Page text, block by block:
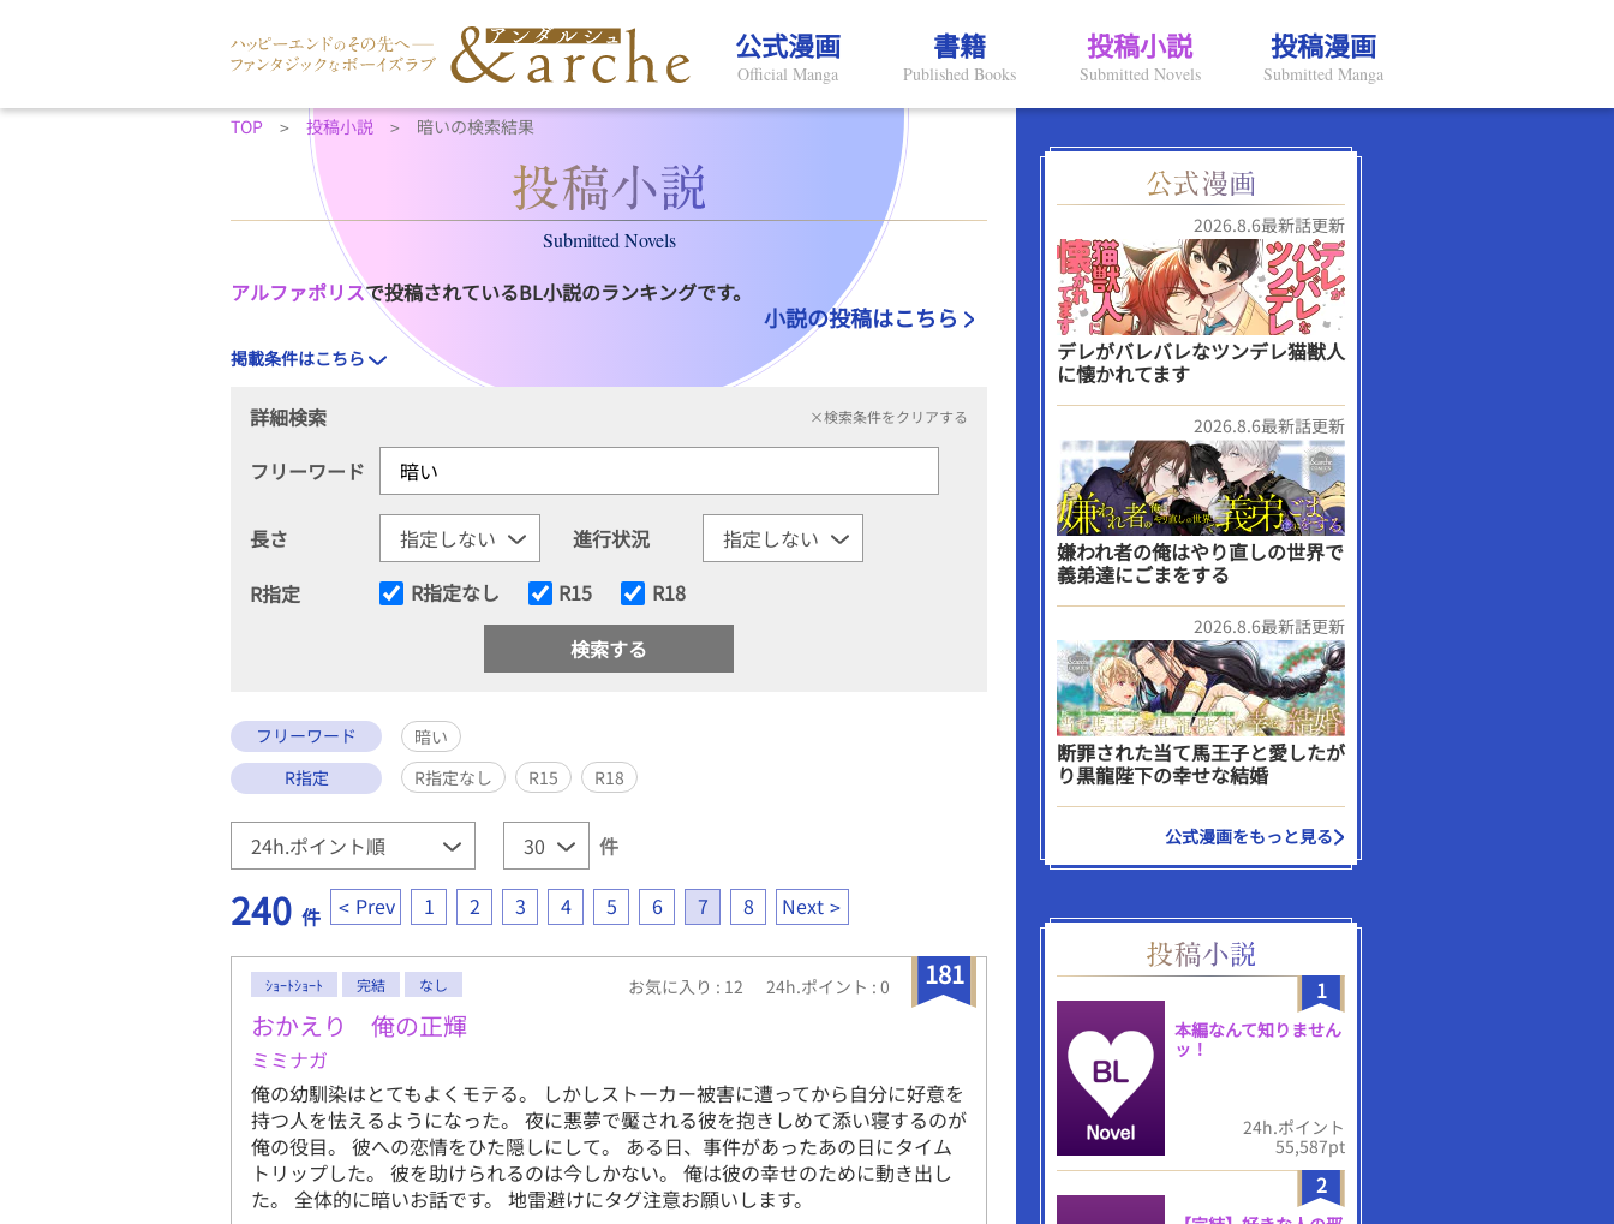
公式漫画
Official Manga
書籍
Published Books
投稿小説
Submitted Novels
投稿漫画
Submitted Manga
TOP 投稿小説 暗いの検索結果
Submitted Novels
アルファポリスで投稿されているBL小説のランキングです。
小説の投稿はこちら
掲載条件はこちら
詳細検索 ×検索条件をクリアする
フリーワード
長さ
進行状況
R指定
R指定なし R15 R18
フリーワード
暗い
R指定
R指定なし R15 R18
件
240 件 Prev 1 2 3 4 5 6 7 8 Next
181
ｼｮｰﾄｼｮｰﾄ 完結 なし お気に入り : 12 24h.ポイント : 0
おかえり 俺の正輝
ミミナガ
俺の幼馴染はとてもよくモテる。 しかしストーカー被害に遭ってから自分に好意を
持つ人を怯えるようになった。 夜に悪夢で魘される彼を抱きしめて添い寝するのが
俺の役目。 彼への恋情をひた隠しにして。 ある日、事件があったあの日にタイム
トリップした。 彼を助けられるのは今しかない。 俺は彼の幸せのために動き出し
た。 全体的に暗いお話です。 地雷避けにタグ注意お願いします。
2026.8.6最新話更新
デレがバレバレなツンデレ猫獣人
に懐かれてます
2026.8.6最新話更新
嫌われ者の俺はやり直しの世界で
義弟達にごまをする
2026.8.6最新話更新
断罪された当て馬王子と愛したが
り黒龍陛下の幸せな結婚
公式漫画をもっと見る
1
本編なんて知りません
ッ！
24h.ポイント
55,587pt
2